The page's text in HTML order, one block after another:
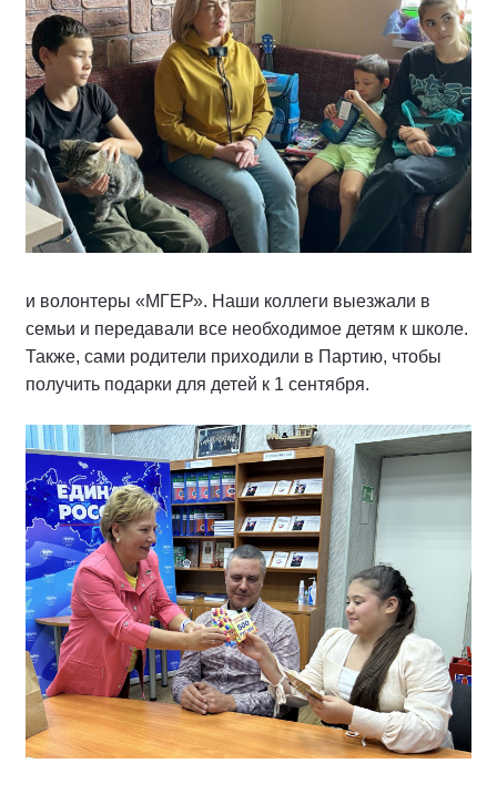
и волонтеры «МГЕР». Наши коллеги выезжали в
семьи и передавали все необходимое детям к школе.
Также, сами родители приходили в Партию, чтобы
получить подарки для детей к 1 сентября.